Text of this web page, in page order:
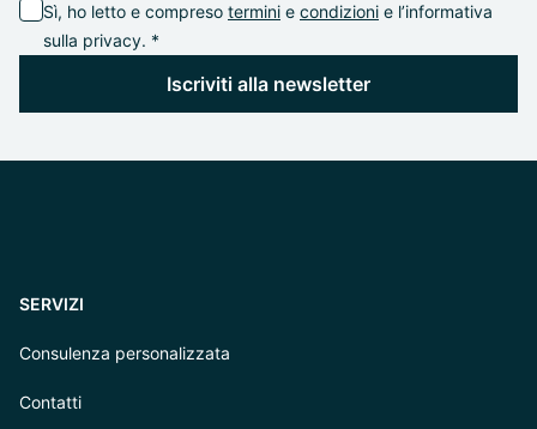
Sì, ho letto e compreso termini e condizioni e l’informativa
sulla privacy. *
Iscriviti alla newsletter
SERVIZI
Consulenza personalizzata
Contatti